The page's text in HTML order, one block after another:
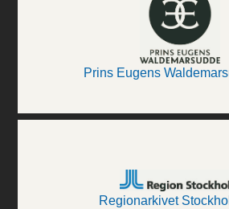
Prins Eugens
Regionarkivet